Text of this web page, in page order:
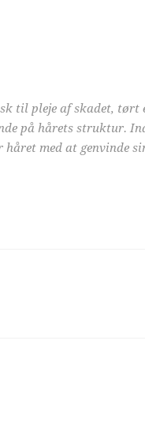
til pleje af skadet, tørt
på hårets struktur.
med at genvinde